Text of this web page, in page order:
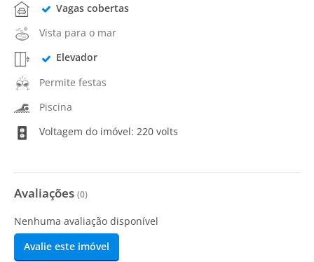
Vagas cobertas
Vista para o mar
Elevador
Permite festas
Piscina
Voltagem do imóvel: 220 volts
Avaliações (0)
Nenhuma avaliação disponível
Avalie este imóvel